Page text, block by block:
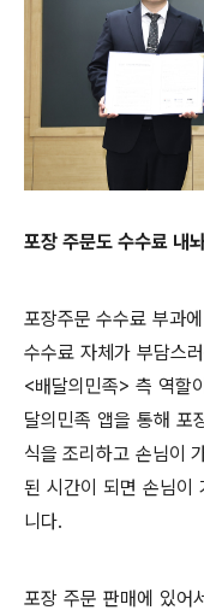
포장 주문도 수수료 내
포장주문 수수료 부과
수수료 자체가 부담스
<배달의민족>측 역할
달의민족 앱을 통해 포
식을 조리하고 손님이
된 시간이 되면 손님이
니다.
포장 주문 판매에 있어